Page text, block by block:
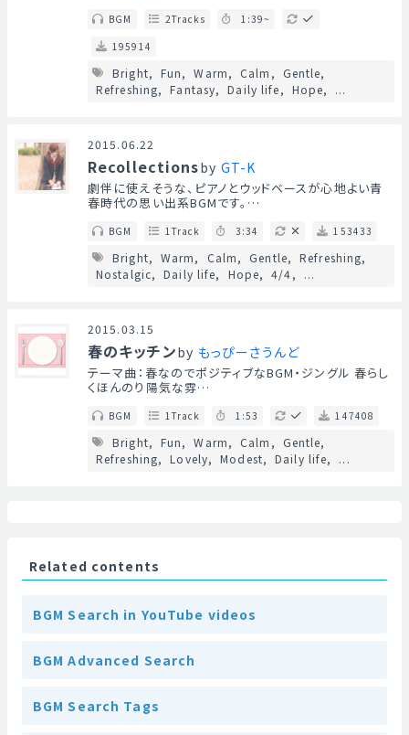
BGM 2Tracks
1:39~
195914
Bright Fun Warm Calm
Gentle
Refreshing
Fantasy Daily life Hope ...
2015.06.22
Recollectionsby GT-K
劇伴に使えそうな、ピアノとウッドベースが心地よい青
春時代の思い出系BGMです。…
BGM 1Track 3:34 153433
Bright Warm Calm Gentle
Refreshing
Nostalgic
Daily life Hope 4/4 ...
2015.03.15
春のキッチンby もっぴーさうんど
テーマ曲：春なのでポジティブなBGM・ジングル 春らし
くほんのり陽気な雰…
BGM 1Track 1:53 147408
Bright Fun Warm Calm
Gentle
Refreshing
Lovely Modest Daily life ...
Related contents
BGM Search in YouTube videos
BGM Advanced Search
BGM Search Tags